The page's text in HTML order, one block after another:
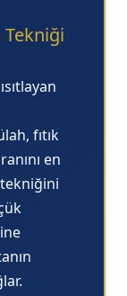
Tekniği
fıtık
en
tekniğini